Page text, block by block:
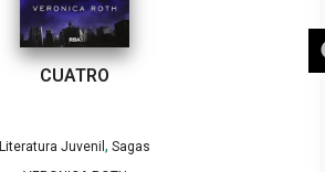
CUATRO
Literatura Juvenil , Sagas